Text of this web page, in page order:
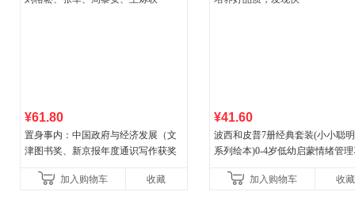
¥61.80
置身事内：中国政府与经济发展（文
津图书奖、新京报年度通识写作获奖
菘、张军、周黎安、王烁联
加入购物车 收藏
¥41.60
波西和皮普7册经典套装(小小聪
系列绘本)0-4岁低幼启蒙情绪管
养好品质，发现快
加入购物车 收藏